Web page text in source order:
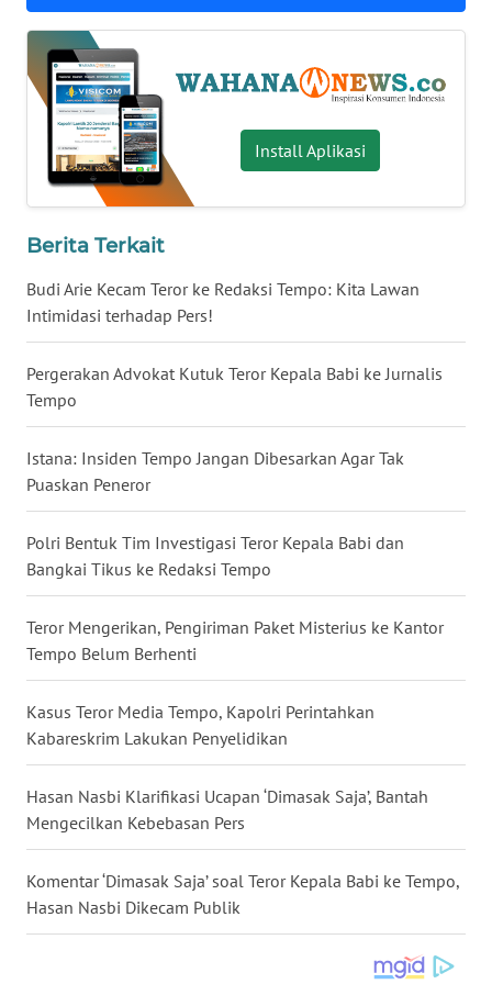
Install Aplikasi
Berita Terkait
Budi Arie Kecam Teror ke Redaksi Tempo: Kita Lawan
Intimidasi terhadap Pers!
Pergerakan Advokat Kutuk Teror Kepala Babi ke Jurnalis
Tempo
Istana: Insiden Tempo Jangan Dibesarkan Agar Tak
Puaskan Peneror
Polri Bentuk Tim Investigasi Teror Kepala Babi dan
Bangkai Tikus ke Redaksi Tempo
Teror Mengerikan, Pengiriman Paket Misterius ke Kantor
Tempo Belum Berhenti
Kasus Teror Media Tempo, Kapolri Perintahkan
Kabareskrim Lakukan Penyelidikan
Hasan Nasbi Klarifikasi Ucapan ‘Dimasak Saja’, Bantah
Mengecilkan Kebebasan Pers
Komentar ‘Dimasak Saja’ soal Teror Kepala Babi ke Tempo,
Hasan Nasbi Dikecam Publik
WN
BABEL
WN
SUMBAR
WN
BENGKULU
LAMPUNG
JATENG
NUSANTARA
WN
JOGJA
WN
JATIM
WN
WN